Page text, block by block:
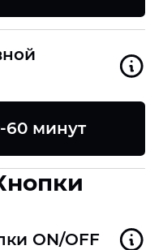
60 минут
ON/OFF